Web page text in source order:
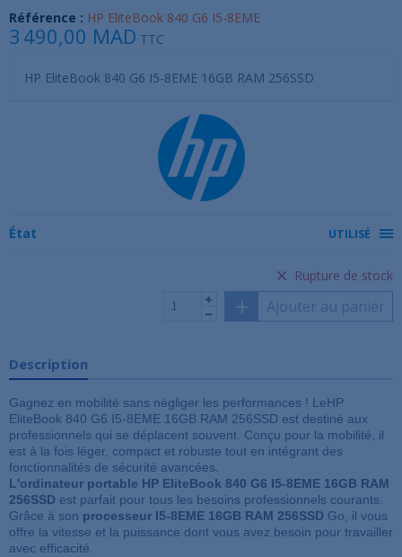
Référence : HP EliteBook 840 G6 I5-8EME
3 490,00 MAD TTC
HP EliteBook 840 G6 I5-8EME 16GB RAM 256SSD
État UTILISÉ
Rupture de stock
Ajouter au panier
Description
Gagnez en mobilité sans négliger les performances ! LeHP
EliteBook 840 G6 I5-8EME 16GB RAM 256SSD est destiné aux
professionnels qui se déplacent souvent. Conçu pour la mobilité, il
est à la fois léger, compact et robuste tout en intégrant des
fonctionnalités de sécurité avancées.
L'ordinateur portable HP EliteBook 840 G6 I5-8EME 16GB RAM
256SSD est parfait pour tous les besoins professionnels courants.
Grâce à son processeur I5-8EME 16GB RAM 256SSD Go, il vous
offre la vitesse et la puissance dont vous avez besoin pour travailler
avec efficacité.